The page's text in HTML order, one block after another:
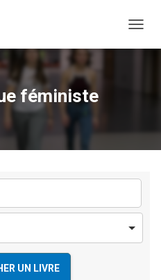
féministe